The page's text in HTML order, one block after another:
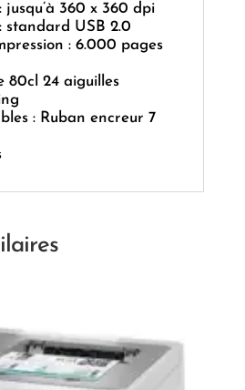
jusqu’à 360 x 360 dpi
USB 2.0
: 6.000 pages
80cl 24 aiguilles
: Ruban encreur 7